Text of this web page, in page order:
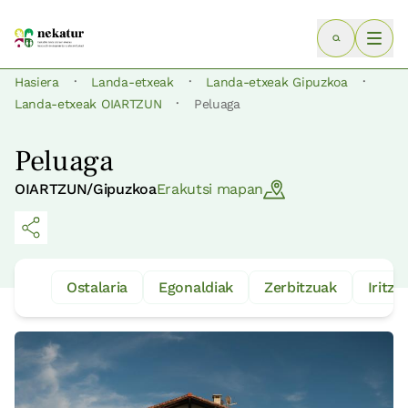
Hasiera · Landa-etxeak · Landa-etxeak Gipuzkoa ·
Landa-etxeak OIARTZUN · Peluaga
Peluaga
OIARTZUN/GipuzkoaErakutsi mapan
Ostalaria Egonaldiak Zerbitzuak